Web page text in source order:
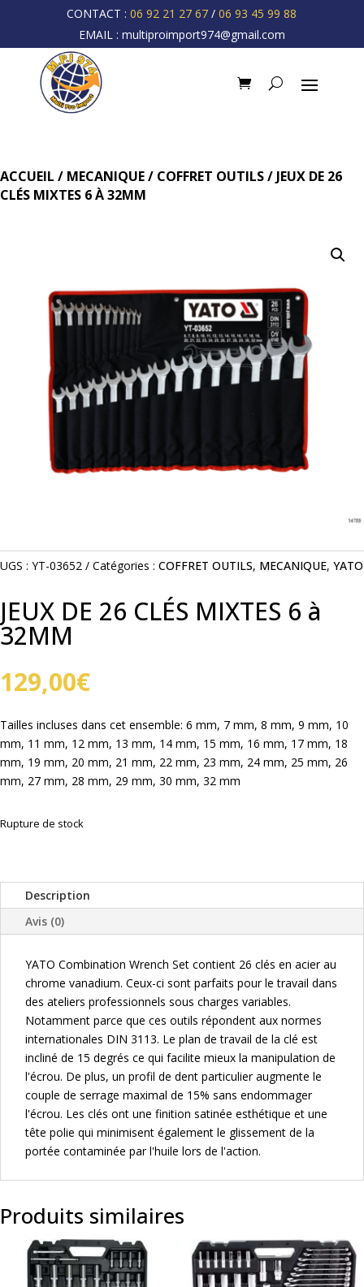
CONTACT :06 92 21 27 67 /06 93 45 99 88
EMAIL : multiproimport974@gmail.com
ACCUEIL / MECANIQUE/ COFFRET OUTILS/ JEUX DE 26
CLÉS MIXTES 6 À 32MM
UGS : YT-03652 Catégories : COFFRET OUTILS, MECANIQUE, YATO
JEUX DE 26 CLÉS MIXTES 6 à
32MM
129,00€
Tailles incluses dans cet ensemble: 6 mm, 7 mm, 8 mm, 9 mm, 10
mm, 11 mm, 12 mm, 13 mm, 14 mm, 15 mm, 16 mm, 17 mm, 18
mm, 19 mm, 20 mm, 21 mm, 22 mm, 23 mm, 24 mm, 25 mm, 26
mm, 27 mm, 28 mm, 29 mm, 30 mm, 32 mm
Rupture de stock
Description
Avis (0)
YATO Combination Wrench Set contient 26 clés en acier au
chrome vanadium. Ceux-ci sont parfaits pour le travail dans
des ateliers professionnels sous charges variables.
Notamment parce que ces outils répondent aux normes
internationales DIN 3113. Le plan de travail de la clé est
incliné de 15 degrés ce qui facilite mieux la manipulation de
l'écrou. De plus, un profil de dent particulier augmente le
couple de serrage maximal de 15% sans endommager
l'écrou. Les clés ont une finition satinée esthétique et une
tête polie qui minimisent également le glissement de la
portée contaminée par l'huile lors de l'action.
Produits similaires